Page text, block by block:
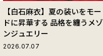
【白石麻衣】夏の装いをモー
ドに昇華する 品格を纏うメゾ
ンジュエリー
2026.07.07